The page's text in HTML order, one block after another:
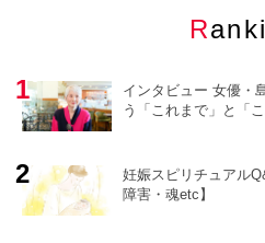
インタビュー 女優・
う「これまで」と「こ
妊娠スピリチュアル
障害・魂etc】